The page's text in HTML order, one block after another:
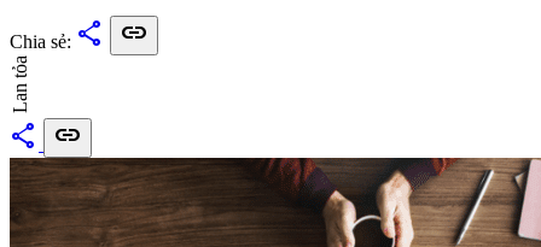
Chia sẻ: share link
Lan tỏa
share link